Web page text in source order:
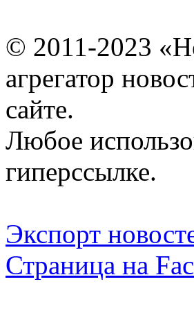
© 2011-2023
агрегатор
сайте.
Любое
гиперссылке.
Экспорт
Страница на